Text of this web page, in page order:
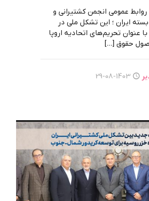
عمومی انجمن کشتیرانی و
ایران ؛ این تشکل ملی در
عنوان تحريم‌هاي اتحاديه اروپا
حقوق […]
1403-08-29